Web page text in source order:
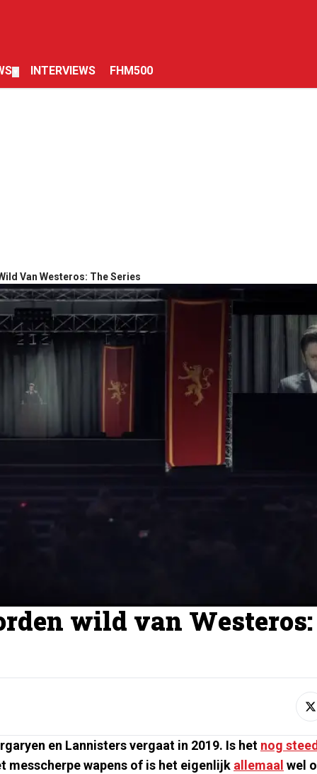
INTERVIEWS FHM500
Van Westeros: The Series
wild van Westeros:
en Lannisters vergaat in 2019. Is het nog
messcherpe wapens of is het eigenlijk allemaal wel